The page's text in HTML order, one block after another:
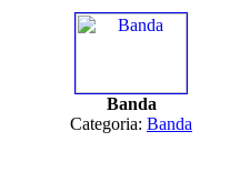
Banda
Categoria: Banda